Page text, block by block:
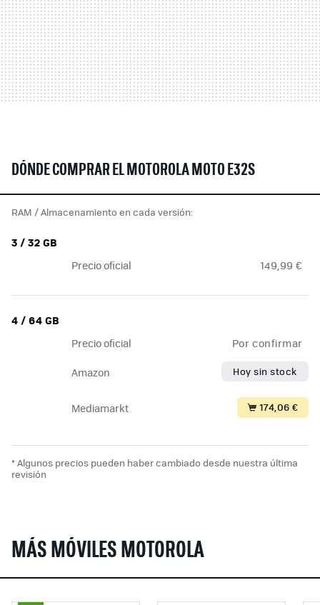
DÓNDE COMPRAR EL MOTOROLA MOTO E32S
RAM / Almacenamiento en cada versión:
3 / 32 GB
Precio oficial 149,99 €
4 / 64 GB
Precio oficial Por confirmar
Amazon Hoy sin stock
Mediamarkt 174,06 €
* Algunos precios pueden haber cambiado desde nuestra última
revisión
MÁS MÓVILES MOTOROLA